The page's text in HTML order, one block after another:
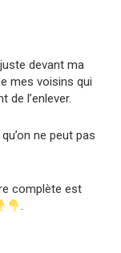
devant ma
mes voisins qui
de l’enlever.
ne peut pas
complète est
.